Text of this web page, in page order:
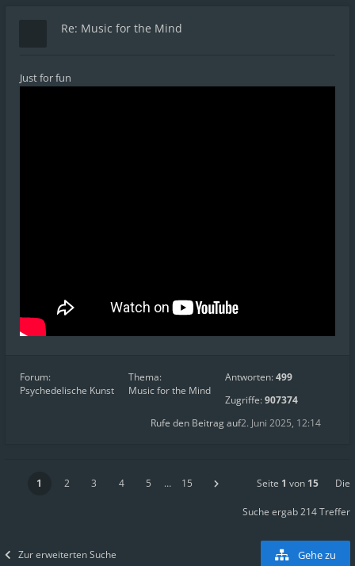
Re: Music for the Mind
Just for fun
Forum:
Psychedelische Kunst
Thema:
Music for the Mind
Antworten:499
Zugriffe:907374
2. Juni 2025, 12:14
Rufe den Beitrag auf
1 2 3 4 5 … 15 Seite 1 von 15 Die
Suche ergab 214 Treffer
Zur erweiterten Suche Gehe zu